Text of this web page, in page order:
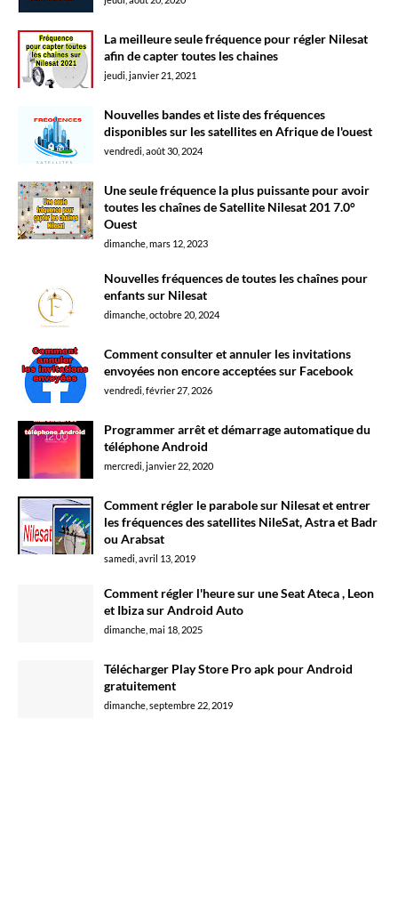
La meilleure seule fréquence pour régler Nilesat
afin de capter toutes les chaines
jeudi, janvier 21, 2021
Nouvelles bandes et liste des fréquences
disponibles sur les satellites en Afrique de l'ouest
vendredi, août 30, 2024
Une seule fréquence la plus puissante pour avoir
toutes les chaînes de Satellite Nilesat 201 7.0°
Ouest
dimanche, mars 12, 2023
Nouvelles fréquences de toutes les chaînes pour
enfants sur Nilesat
dimanche, octobre 20, 2024
Comment consulter et annuler les invitations
envoyées non encore acceptées sur Facebook
vendredi, février 27, 2026
Programmer arrêt et démarrage automatique du
téléphone Android
mercredi, janvier 22, 2020
Comment régler le parabole sur Nilesat et entrer
les fréquences des satellites NileSat, Astra et Badr
ou Arabsat
samedi, avril 13, 2019
Comment régler l'heure sur une Seat Ateca , Leon
et Ibiza sur Android Auto
dimanche, mai 18, 2025
Télécharger Play Store Pro apk pour Android
gratuitement
dimanche, septembre 22, 2019